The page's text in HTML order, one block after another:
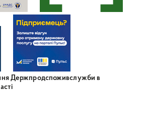
Держпродспоживслужби в